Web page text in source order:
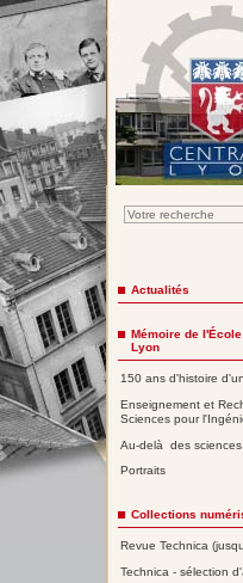
Actualités
Mémoire de
Lyon
150 ans d'histoire
Enseignement et
Sciences pour
Au-delà des
Portraits
Collections
Revue Technica
Technica - sélection